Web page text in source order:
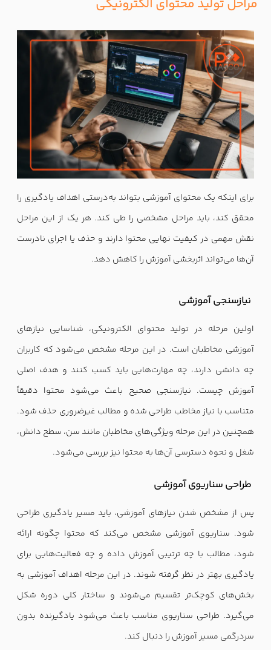
مراحل تولید محتوای الکترونیکی
برای اینکه یک محتوای آموزشی بتواند به‌درستی اهداف یادگیری را
محقق کند، باید مراحل مشخصی را طی کند. هر یک از این مراحل
نقش مهمی در کیفیت نهایی محتوا دارند و حذف یا اجرای نادرست
آن‌ها می‌تواند اثربخشی آموزش را کاهش دهد.
نیازسنجی آموزشی
اولین مرحله در تولید محتوای الکترونیکی، شناسایی نیازهای
آموزشی مخاطبان است. در این مرحله مشخص می‌شود که کاربران
چه دانشی دارند، چه مهارت‌هایی باید کسب کنند و هدف اصلی
آموزش چیست. نیازسنجی صحیح باعث می‌شود محتوا دقیقاً
متناسب با نیاز مخاطب طراحی شده و مطالب غیرضروری حذف شود.
همچنین در این مرحله ویژگی‌های مخاطبان مانند سن، سطح دانش،
شغل و نحوه دسترسی آن‌ها به محتوا نیز بررسی می‌شود.
طراحی سناریوی آموزشی
پس از مشخص شدن نیازهای آموزشی، باید مسیر یادگیری طراحی
شود. سناریوی آموزشی مشخص می‌کند که محتوا چگونه ارائه
شود، مطالب با چه ترتیبی آموزش داده و چه فعالیت‌هایی برای
یادگیری بهتر در نظر گرفته شوند. در این مرحله اهداف آموزشی به
بخش‌های کوچک‌تر تقسیم می‌شوند و ساختار کلی دوره شکل
می‌گیرد. طراحی سناریوی مناسب باعث می‌شود یادگیرنده بدون
سردرگمی مسیر آموزش را دنبال کند.